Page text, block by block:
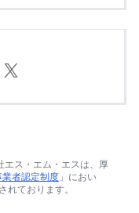
エス・エム・エスは、厚
者認定制度 」におい
ております。